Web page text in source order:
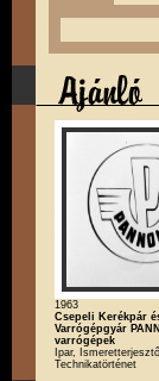
1963
Csepeli Kerékpár
Varrógépgyár
varrógépek
Ipar,
Technikatörténet